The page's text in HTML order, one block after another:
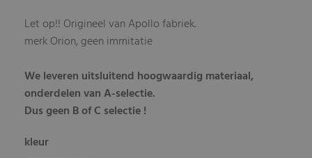
Let op!! Origineel van Apollo fabriek.
merk Orion, geen immitatie
We leveren uitsluitend hoogwaardig materiaal,
onderdelen van A-selectie.
Dus geen B of C selectie !
kleur